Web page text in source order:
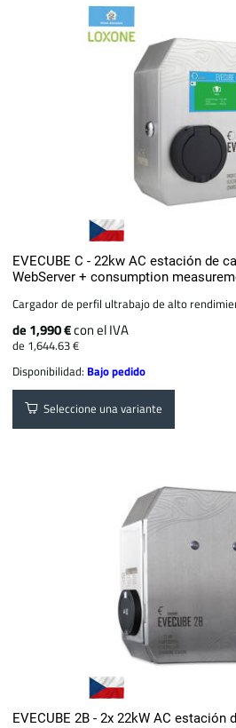
EVECUBE C - 22kw AC estación de
WebServer + consumption
Cargador de perfil ultrabajo de alto
de 1,990 €con el IVA
de 1,644.63 €
Disponibilidad: Bajo pedido
Seleccione una variante
EVECUBE 2B - 2x 22kW AC estación